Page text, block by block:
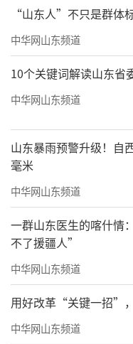
“山东人”不只是群体
中华网山东频道
10个关键词解读山东省
中华网山东频道
山东暴雨预警升级！自
毫米
中华网山东频道
一群山东医生的喀什情
不了援疆人”
中华网山东频道
用好改革“关键一招”
中华网山东频道